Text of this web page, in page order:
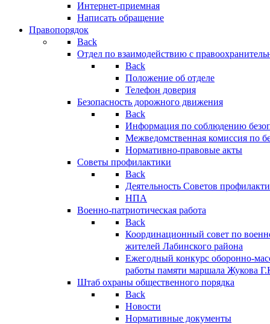
Интернет-приемная
Написать обращение
Правопорядок
Back
Отдел по взаимодействию с
Back
Положение об отделе
Телефон доверия
Безопасность дорожного движения
Back
Информация по соблюдению
Межведомственная комиссия по
Нормативно-правовые акты
Советы профилактики
Back
Деятельность Советов
НПА
Военно-патриотическая работа
Back
Координационный совет по
жителей Лабинского района
Ежегодный конкурс оборонно-
работы памяти маршала Жукова
Штаб охраны общественного порядка
Back
Новости
Нормативные документы